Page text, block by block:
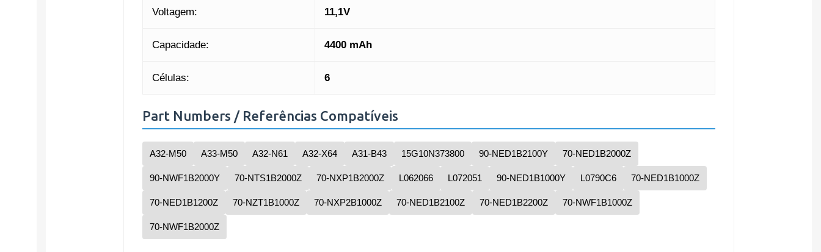
Voltagem: 11,1V
Capacidade: 4400 mAh
Células: 6
Part Numbers / Referências Compatíveis
A32-M50 A33-M50 A32-N61 A32-X64 A31-B43 15G10N373800 90-NED1B2100Y 70-NED1B2000Z
90-NWF1B2000Y 70-NTS1B2000Z 70-NXP1B2000Z L062066 L072051 90-NED1B1000Y L0790C6 70-NED1B1000Z
70-NED1B1200Z 70-NZT1B1000Z 70-NXP2B1000Z 70-NED1B2100Z 70-NED1B2200Z 70-NWF1B1000Z
70-NWF1B2000Z